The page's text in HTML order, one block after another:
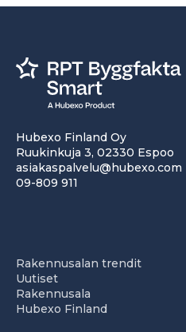
Hubexo Finland Oy
Ruukinkuja 3, 02330 Espoo
asiakaspalvelu@hubexo.com
09-809 911
Rakennusalan trendit
Uutiset
Rakennusala
Hubexo Finland